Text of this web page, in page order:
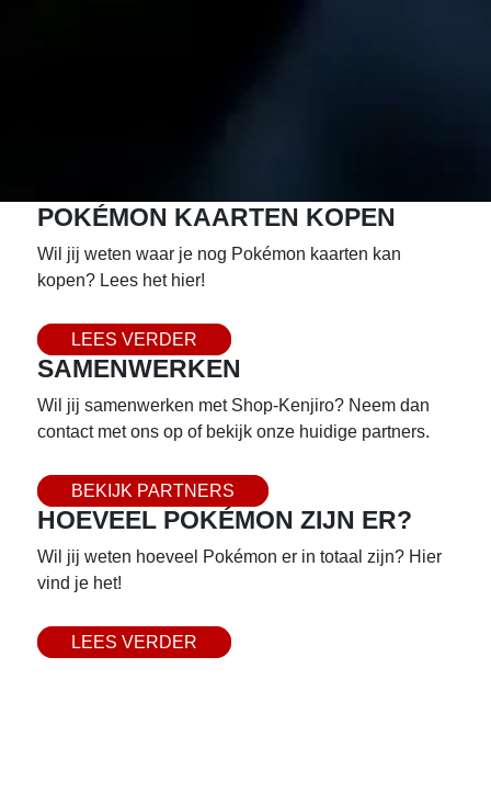
POKÉMON KAARTEN KOPEN
Wil jij weten waar je nog Pokémon kaarten kan
kopen? Lees het hier!
LEES VERDER
SAMENWERKEN
Wil jij samenwerken met Shop-Kenjiro? Neem dan
contact met ons op of bekijk onze huidige partners.
BEKIJK PARTNERS
HOEVEEL POKÉMON ZIJN ER?
Wil jij weten hoeveel Pokémon er in totaal zijn? Hier
vind je het!
LEES VERDER